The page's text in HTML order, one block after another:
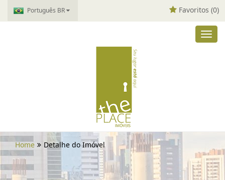
Português BR Favoritos (0)
Home Detalhe do Imóvel